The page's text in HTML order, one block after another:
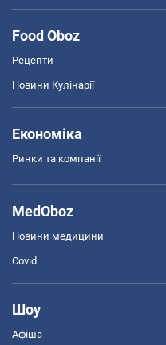
Food Oboz
Рецепти
Новини Кулінарії
Економіка
Ринки та компанії
MedOboz
Новини медицини
Covid
Шоу
Афіша